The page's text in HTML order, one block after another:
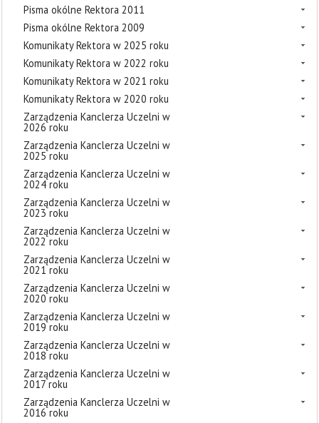
Pisma okólne Rektora 2011
Pisma okólne Rektora 2009
Komunikaty Rektora w 2025 roku
Komunikaty Rektora w 2022 roku
Komunikaty Rektora w 2021 roku
Komunikaty Rektora w 2020 roku
Zarządzenia Kanclerza Uczelni w
2026 roku
Zarządzenia Kanclerza Uczelni w
2025 roku
Zarządzenia Kanclerza Uczelni w
2024 roku
Zarządzenia Kanclerza Uczelni w
2023 roku
Zarządzenia Kanclerza Uczelni w
2022 roku
Zarządzenia Kanclerza Uczelni w
2021 roku
Zarządzenia Kanclerza Uczelni w
2020 roku
Zarządzenia Kanclerza Uczelni w
2019 roku
Zarządzenia Kanclerza Uczelni w
2018 roku
Zarządzenia Kanclerza Uczelni w
2017 roku
Zarządzenia Kanclerza Uczelni w
2016 roku